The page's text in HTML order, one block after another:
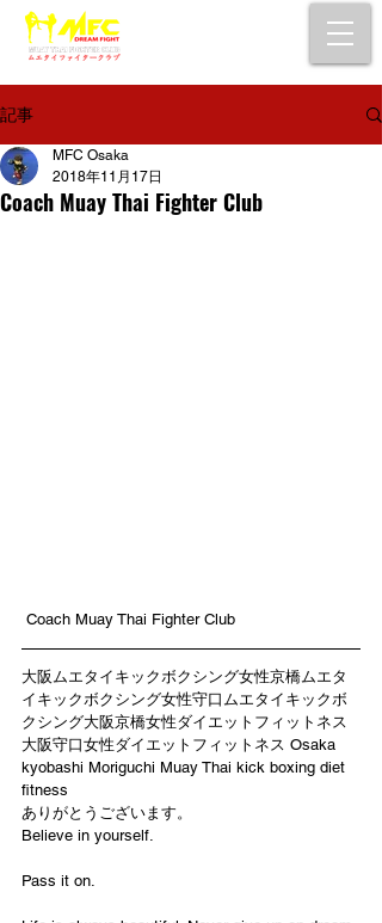
記事
Coach Muay Thai Fighter Club
MFC Osaka
2018年11月17日
Coach Muay Thai Fighter Club
大阪ムエタイキックボクシング女性京橋ムエタ
イキックボクシング女性守口ムエタイキックボ
クシング大阪京橋女性ダイエットフィットネス
大阪守口女性ダイエットフィットネス Osaka
kyobashi Moriguchi Muay Thai kick boxing diet
fitness
ありがとうございます。
Believe in yourself.
Pass it on.